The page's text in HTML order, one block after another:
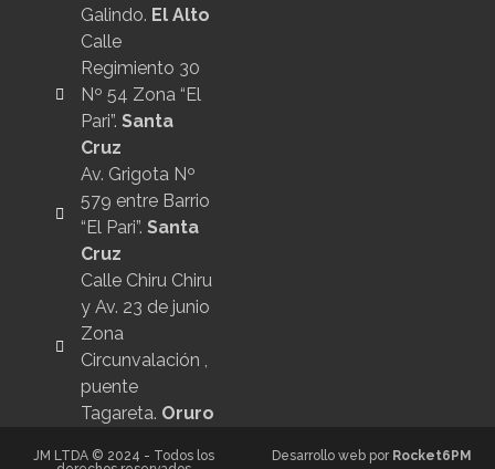
Galindo. El Alto
Calle
Regimiento 30
Nº 54 Zona “El
Pari”. Santa
Cruz
Av. Grigota Nº
579 entre Barrio
“El Pari”. Santa
Cruz
Calle Chiru Chiru
y Av. 23 de junio
Zona
Circunvalación ,
puente
Tagareta. Oruro
JM LTDA © 2024 - Todos los
Desarrollo web por Rocket6PM